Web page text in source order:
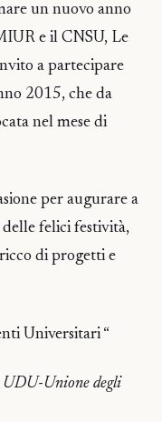
un nuovo anno
e il CNSU, Le
a partecipare
2015, che da
nel mese di
per augurare a
felici festività,
ricco di progetti e
Universitari “
UDU-Unione degli